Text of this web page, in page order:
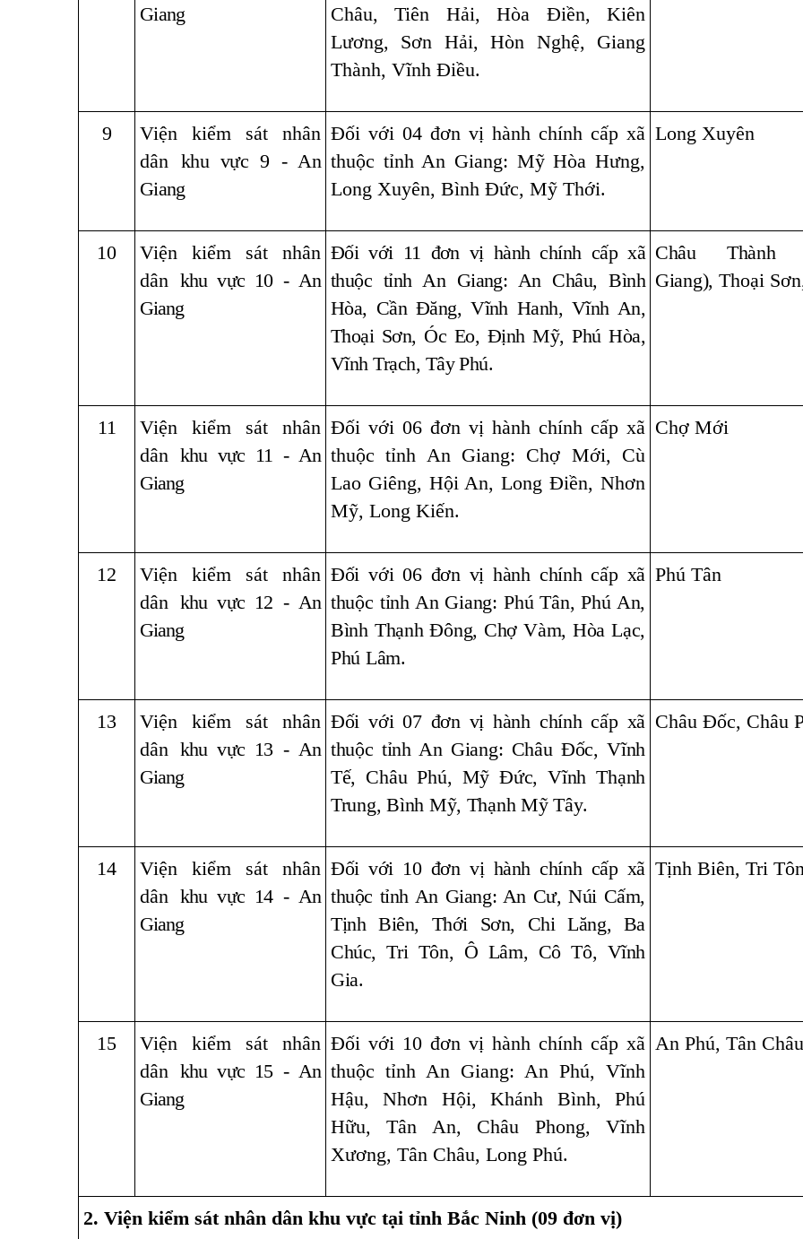
Giang
Châu, Tiên Hải, Hòa Điền, Kiên
Lương, Sơn Hải, Hòn Nghệ, Giang
Thành, Vĩnh Điều.
9
Viện kiểm sát nhân
dân khu vực 9 - An
Giang
Đối với 04 đơn vị hành chính cấp xã
thuộc tỉnh An Giang: Mỹ Hòa Hưng,
Long Xuyên, Bình Đức, Mỹ Thới.
Long Xuyên
10
Viện kiểm sát nhân
dân khu vực 10 - An
Giang
Đối với 11 đơn vị hành chính cấp xã
thuộc tỉnh An Giang: An Châu, Bình
Hòa, Cần Đăng, Vĩnh Hanh, Vĩnh An,
Thoại Sơn, Óc Eo, Định Mỹ, Phú Hòa,
Vĩnh Trạch, Tây Phú.
Châu Thành
Giang), Thoại
11
Viện kiểm sát nhân
dân khu vực 11 - An
Giang
Đối với 06 đơn vị hành chính cấp xã
thuộc tỉnh An Giang: Chợ Mới, Cù
Lao Giêng, Hội An, Long Điền, Nhơn
Mỹ, Long Kiến.
Chợ Mới
12
Viện kiểm sát nhân
dân khu vực 12 - An
Giang
Đối với 06 đơn vị hành chính cấp xã
thuộc tỉnh An Giang: Phú Tân, Phú An,
Bình Thạnh Đông, Chợ Vàm, Hòa Lạc,
Phú Lâm.
Phú Tân
13
Viện kiểm sát nhân
dân khu vực 13 - An
Giang
Đối với 07 đơn vị hành chính cấp xã
thuộc tỉnh An Giang: Châu Đốc, Vĩnh
Tế, Châu Phú, Mỹ Đức, Vĩnh Thạnh
Trung, Bình Mỹ, Thạnh Mỹ Tây.
Châu Đốc, Châu
14
Viện kiểm sát nhân
dân khu vực 14 - An
Giang
Đối với 10 đơn vị hành chính cấp xã
thuộc tỉnh An Giang: An Cư, Núi Cấm,
Tịnh Biên, Thới Sơn, Chi Lăng, Ba
Chúc, Tri Tôn, Ô Lâm, Cô Tô, Vĩnh
Gia.
Tịnh Biên, Tri
15
Viện kiểm sát nhân
dân khu vực 15 - An
Giang
Đối với 10 đơn vị hành chính cấp xã
thuộc tỉnh An Giang: An Phú, Vĩnh
Hậu, Nhơn Hội, Khánh Bình, Phú
Hữu, Tân An, Châu Phong, Vĩnh
Xương, Tân Châu, Long Phú.
An Phú, Tân Châu
2. Viện kiểm sát nhân dân khu vực tại tỉnh Bắc Ninh (09 đơn vị)